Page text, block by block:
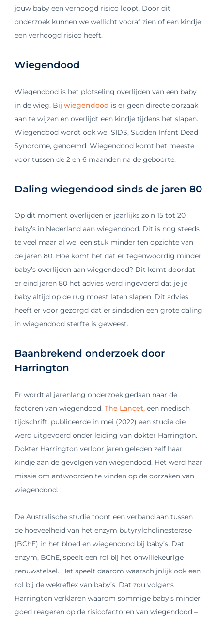
jouw baby een verhoogd risico loopt. Door dit
onderzoek kunnen we wellicht vooraf zien of een kindje
een verhoogd risico heeft.
Wiegendood
Wiegendood is het plotseling overlijden van een baby
in de wieg. Bij wiegendood is er geen directe oorzaak
aan te wijzen en overlijdt een kindje tijdens het slapen.
Wiegendood wordt ook wel SIDS, Sudden Infant Dead
Syndrome, genoemd. Wiegendood komt het meeste
voor tussen de 2 en 6 maanden na de geboorte.
Daling wiegendood sinds de jaren 80
Op dit moment overlijden er jaarlijks zo’n 15 tot 20
baby’s in Nederland aan wiegendood. Dit is nog steeds
te veel maar al wel een stuk minder ten opzichte van
de jaren 80. Hoe komt het dat er tegenwoordig minder
baby’s overlijden aan wiegendood? Dit komt doordat
er eind jaren 80 het advies werd ingevoerd dat je je
baby altijd op de rug moest laten slapen. Dit advies
heeft er voor gezorgd dat er sindsdien een grote daling
in wiegendood sterfte is geweest.
Baanbrekend onderzoek door
Harrington
Er wordt al jarenlang onderzoek gedaan naar de
factoren van wiegendood. The Lancet, een medisch
tijdschrift, publiceerde in mei (2022) een studie die
werd uitgevoerd onder leiding van dokter Harrington.
Dokter Harrington verloor jaren geleden zelf haar
kindje aan de gevolgen van wiegendood. Het werd haar
missie om antwoorden te vinden op de oorzaken van
wiegendood.
De Australische studie toont een verband aan tussen
de hoeveelheid van het enzym butyrylcholinesterase
(BChE) in het bloed en wiegendood bij baby’s. Dat
enzym, BChE, speelt een rol bij het onwillekeurige
zenuwstelsel. Het speelt daarom waarschijnlijk ook een
rol bij de wekreflex van baby’s. Dat zou volgens
Harrington verklaren waarom sommige baby’s minder
goed reageren op de risicofactoren van wiegendood –